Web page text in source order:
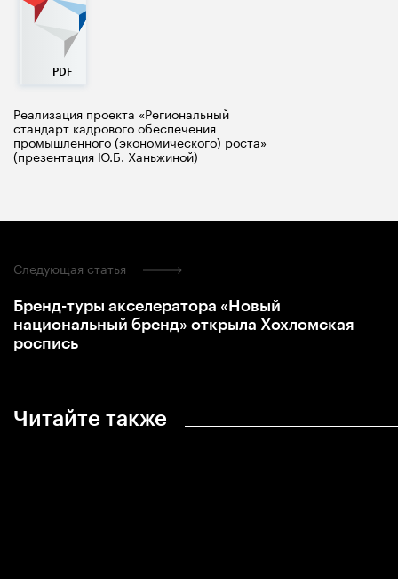
Реализация проекта «Региональный
стандарт кадрового обеспечения
промышленного (экономического) роста»
(презентация Ю.Б. Ханьжиной)
Читайте также
Следующая статья
Бренд-туры акселератора «Новый
национальный бренд» открыла Хохломская
роспись